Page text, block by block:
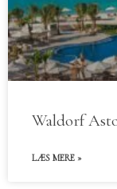
Waldorf
LÆS MERE »